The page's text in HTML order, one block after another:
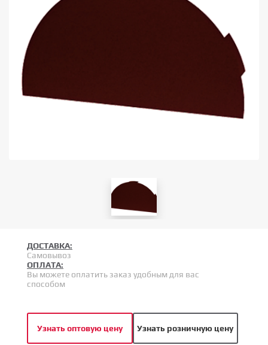
ДОСТАВКА:
Самовывоз
ОПЛАТА:
Вы можете оплатить заказ удобным для вас
способом
Узнать оптовую цену Узнать розничную цену